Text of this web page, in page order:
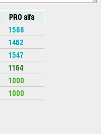
PRO alfa
1566
1462
1547
1164
1000
1000